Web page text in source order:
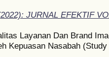
JURNAL EFEKTIF
Layanan Dan Brand
Kepuasan Nasabah